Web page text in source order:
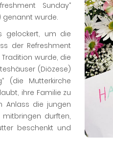
Sunday“
genannt wurde.
gelockert, um die
der Refreshment
wurde, die
(Diözese)
(die Mutterkirche
ihre Familie zu
Anlass die jungen
durften,
beschenkt und